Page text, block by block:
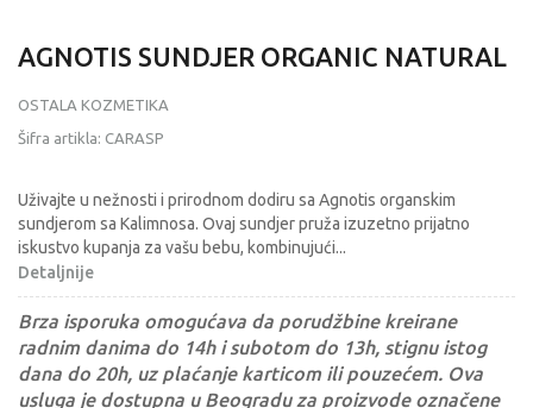
AGNOTIS SUNDJER ORGANIC NATURAL
OSTALA KOZMETIKA
Šifra artikla: CARASP
Uživajte u nežnosti i prirodnom dodiru sa Agnotis organskim
sundjerom sa Kalimnosa. Ovaj sundjer pruža izuzetno prijatno
iskustvo kupanja za vašu bebu, kombinujući...
Detaljnije
Brza isporuka omogućava da porudžbine kreirane
radnim danima do 14h i subotom do 13h, stignu istog
dana do 20h, uz plaćanje karticom ili pouzećem. Ova
usluga je dostupna u Beogradu za proizvode označene